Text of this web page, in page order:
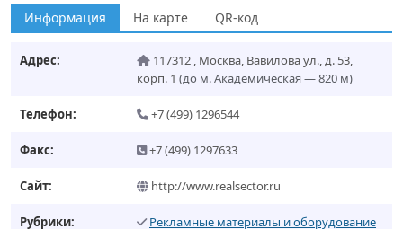
Информация На карте QR-код
Адрес: 117312 , Москва, Вавилова ул., д. 53,
корп. 1 (до м. Академическая — 820 м)
Телефон: +7 (499) 1296544
Факс: +7 (499) 1297633
Сайт: http://www.realsector.ru
Рубрики:
Рекламные материалы и оборудование